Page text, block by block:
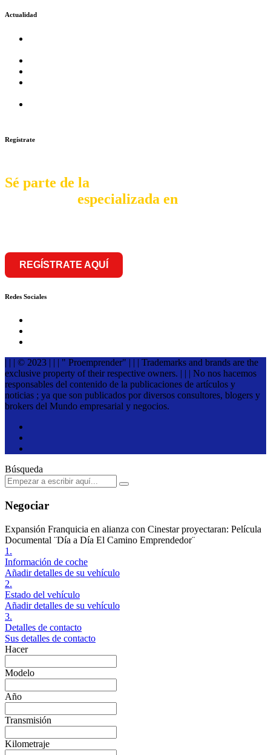
Actualidad
Regístrate
Sé parte de la
especializada en
REGÍSTRATE AQUÍ
Redes Sociales
| | | © 2023 | | | " Proemprender" | | | Trademarks and brands are the
exclusive property of their respective owners. | | | No nos hacemos
responsables del contenido de la publicaciones de artículos y
noticias ; ya que son publicados por diversos consultores, blogers y
brokers del Mundo empresarial y negocios.
Búsqueda
Negociar
Expansión Franquicia en alianza con Cinestar proyectaran: Película
Documental ¨Día a Día El Camino Emprendedor¨
1.
Información de coche
Añadir detalles de su vehículo
2.
Estado del vehículo
Añadir detalles de su vehículo
3.
Detalles de contacto
Sus detalles de contacto
Hacer
Modelo
Año
Transmisión
Kilometraje